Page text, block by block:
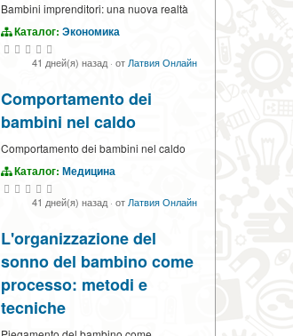
Bambini imprenditori: una nuova realtà
Каталог: Экономика
41 дней(я) назад· отЛатвия Онлайн
Comportamento dei
bambini nel caldo
Comportamento dei bambini nel caldo
Каталог: Медицина
41 дней(я) назад· отЛатвия Онлайн
L'organizzazione del
sonno del bambino come
processo: metodi e
tecniche